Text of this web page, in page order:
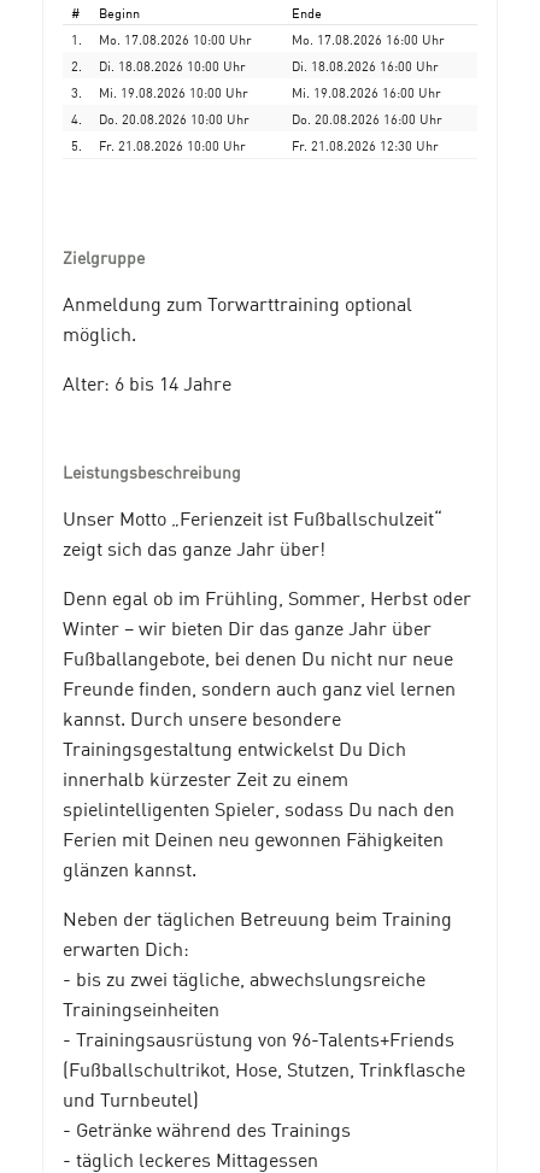
# Beginn
Ende
1.
Mo. 17.08.2026 10:00 Uhr
Mo. 17.08.2026 16:00 Uhr
2.
Di. 18.08.2026 10:00 Uhr
Di. 18.08.2026 16:00 Uhr
3.
Mi. 19.08.2026 10:00 Uhr
Mi. 19.08.2026 16:00 Uhr
4.
Do. 20.08.2026 10:00 Uhr
Do. 20.08.2026 16:00 Uhr
5.
Fr. 21.08.2026 10:00 Uhr Fr. 21.08.2026 12:30 Uhr
Zielgruppe
Anmeldung zum Torwarttraining optional
möglich.
Alter: 6 bis 14 Jahre
Leistungsbeschreibung
Unser Motto „Ferienzeit ist Fußballschulzeit“
zeigt sich das ganze Jahr über!
Denn egal ob im Frühling, Sommer, Herbst oder
Winter – wir bieten Dir das ganze Jahr über
Fußballangebote, bei denen Du nicht nur neue
Freunde finden, sondern auch ganz viel lernen
kannst. Durch unsere besondere
Trainingsgestaltung entwickelst Du Dich
innerhalb kürzester Zeit zu einem
spielintelligenten Spieler, sodass Du nach den
Ferien mit Deinen neu gewonnen Fähigkeiten
glänzen kannst.
Neben der täglichen Betreuung beim Training
erwarten Dich:
- bis zu zwei tägliche, abwechslungsreiche
Trainingseinheiten
- Trainingsausrüstung von 96-Talents+Friends
(Fußballschultrikot, Hose, Stutzen, Trinkflasche
und Turnbeutel)
- Getränke während des Trainings
- täglich leckeres Mittagessen